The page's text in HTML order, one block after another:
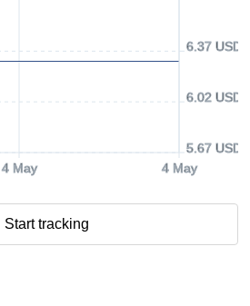
4 May 4 May
5.67 USD
6.02 USD
6.37 USD
Start tracking